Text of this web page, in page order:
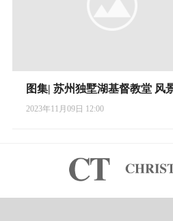
图集| 苏州独墅湖基督教堂 风
2023年11月09日 12:00